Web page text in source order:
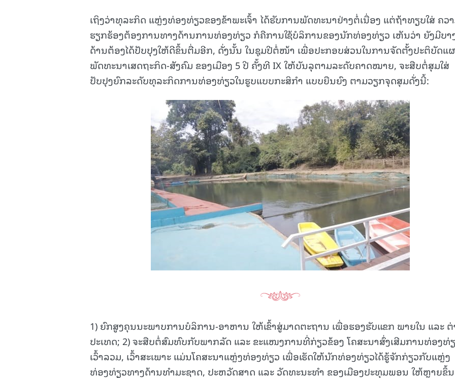
ເຖິງວ່າທຸລະກິດ ແຫຼ່ງທ່ອງທ່ຽວຂອງຂ້າພະເຈົ້າ ໄດ້ຮັບການພັດທະນາຢ່າງຕໍ່ເນື່ອງ ແຕ່ຖ້າທຽບໃສ່ ຄວ
ຮຽກຮ້ອງຕ້ອງການທາງດ້ານການທ່ອງທ່ຽວ ກໍຄືການໃຊ້ບໍລິການຂອງນັກທ່ອງທ່ຽວ ເຫັນວ່າ ຍັງມີບາ
ດ້ານຕ້ອງໄດ້ປັບປຸງໃຫ້ດີຂຶ້ນຕື່ມອີກ, ດັ່ງນັ້ນ ໃນຊຸມປີຕໍ່ໜ້າ ເພື່ອປະກອບສ່ວນໃນການຈັດຕັ້ງປະຕິບັດແ
ພັດທະນາເສດຖະກິດ-ສັງຄົມ ຂອງເມືອງ 5 ປີ ຄັ້ງທີ IX ໃຫ້ບັນລຸຕາມລະດັບຄາດໝາຍ, ຈະສືບຕໍ່ສຸມໃສ່
ປັບປຸງຍົກລະດັບທຸລະກິດການທ່ອງທ່ຽວໃນຮູບແບບກະສິກຳ ແບບຍືນຍົງ ຕາມວຽກຈຸດສຸມດັ່ງນີ້:
1) ຍົກສູງຄຸນນະພາບການບໍລິການ-ອາຫານ ໃຫ້ເຂົ້າສູ່ມາດຕະຖານ ເພື່ອຮອງຮັບແຂກ ພາຍໃນ ແລະ ຕ່
ປະເທດ; 2) ຈະສືບຕໍ່ສົມທົບກັບພາກລັດ ແລະ ຂະແໜງການທີ່ກ່ຽວຂ້ອງ ໂຄສະນາສົ່ງເສີມການທ່ອງທ່
ເວົ້າລວມ, ເວົ້າສະເພາະ ແມ່ນໂຄສະນາແຫຼ່ງທ່ອງທ່ຽວ ເພື່ອເຮັດໃຫ້ນັກທ່ອງທ່ຽວໄດ້ຮູ້ຈັກກ່ຽວກັບແຫຼ່ງ
ທ່ອງທ່ຽວທາງດ້ານທຳມະຊາດ, ປະຫວັດສາດ ແລະ ວັດທະນະທຳ ຂອງເມືອງປະທຸມພອນ ໃຫ້ຫຼາຍຂຶ້ນ